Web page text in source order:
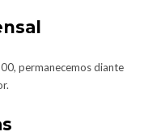
permanecemos diante